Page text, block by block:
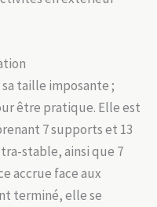
taille imposante ;
être pratique. Elle est
7 supports et 13
stable, ainsi que 7
accrue face aux
terminé, elle se